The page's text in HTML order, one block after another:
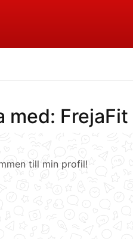
med: FrejaFit
till min profil!